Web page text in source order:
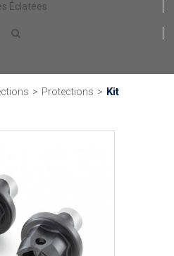
Éclatées
> Protections > Kit